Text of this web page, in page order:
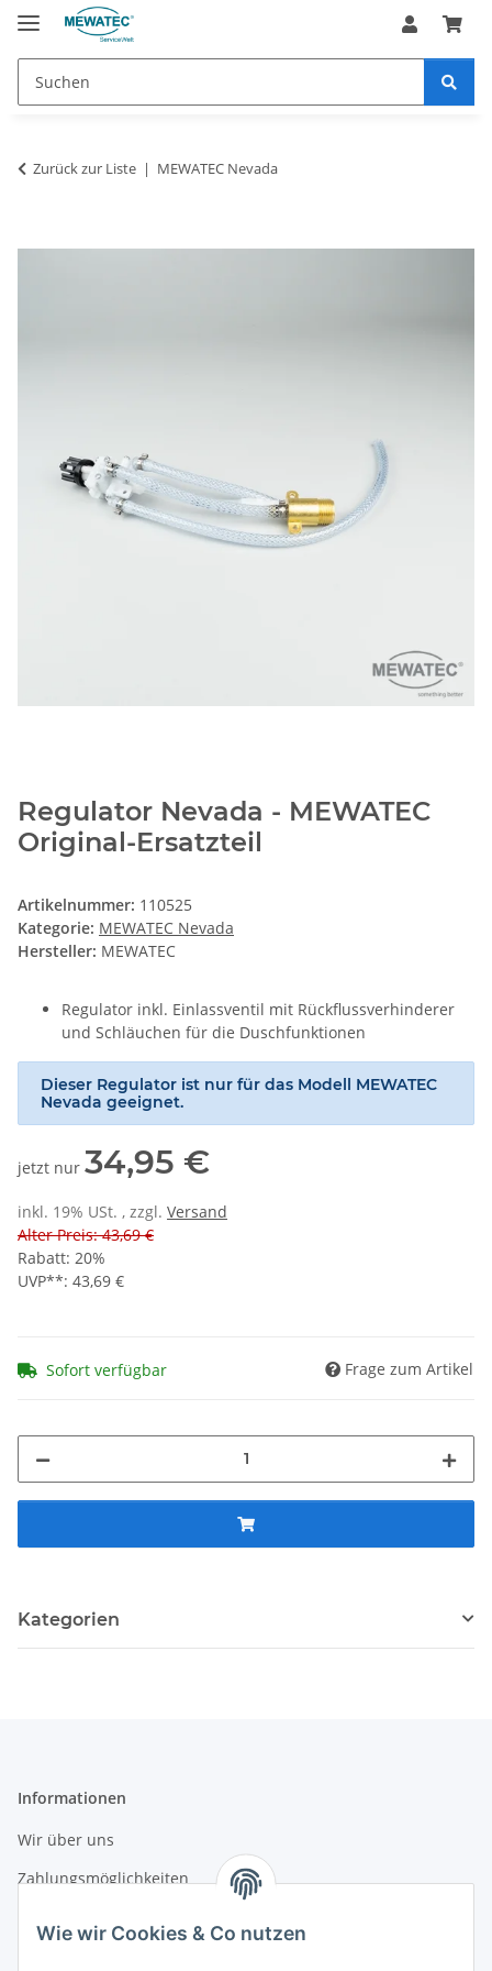
Wie wir Cookies & Co nutzen
Zurück zur Liste MEWATEC Nevada
Regulator Nevada - MEWATEC
Original-Ersatzteil
Artikelnummer: 110525
Kategorie: MEWATEC Nevada
Hersteller: MEWATEC
Regulator inkl. Einlassventil mit Rückflussverhinderer
und Schläuchen für die Duschfunktionen
Dieser Regulator ist nur für das Modell MEWATEC
Nevada geeignet.
jetzt nur 34,95 €
inkl. 19% USt. , zzgl. Versand
Alter Preis: 43,69 €
Rabatt: 20%
UVP**: 43,69 €
Sofort verfügbar Frage zum Artikel
Kategorien
Informationen
Wir über uns
Zahlungsmöglichkeiten